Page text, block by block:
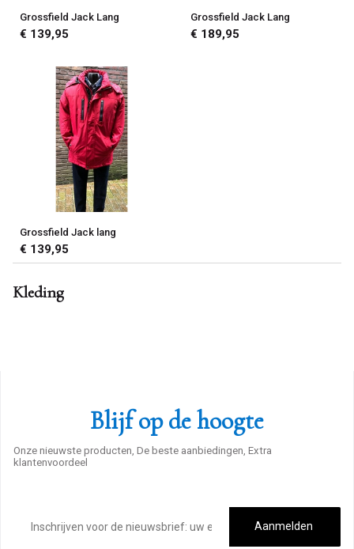
Grossfield Jack Lang
€ 139,95
Grossfield Jack Lang
€ 189,95
Grossfield Jack lang
€ 139,95
Kleding
Blijf op de hoogte
Onze nieuwste producten, De beste aanbiedingen, Extra
klantenvoordeel
mailadres
Aanmelden